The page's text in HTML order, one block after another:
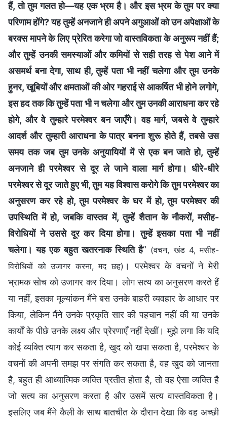
हैं, तो तुम गलत हो—यह एक भ्रम है। और इस भ्रम के तुम पर क्या
परिणाम होंगे? यह तुम्हें अनजाने ही अपने अगुआओं को उन अपेक्षाओं के
बरक्स मापने के लिए प्रेरित करेगा जो वास्तविकता के अनुरूप नहीं हैं;
और तुम्हें उनकी समस्याओं और कमियों से सही तरह से पेश आने में
असमर्थ बना देगा, साथ ही, तुम्हें पता भी नहीं चलेगा और तुम उनके
हुनर, खूबियों और क्षमताओं की ओर गहराई से आकर्षित भी होने लगोगे,
इस हद तक कि तुम्हें पता भी न चलेगा और तुम उनकी आराधना कर रहे
होगे, और वे तुम्हारे परमेश्वर बन जाएँगे। वह मार्ग, जबसे वे तुम्हारे
आदर्श और तुम्हारी आराधना के पात्र बनना शुरू होते हैं, तबसे उस
समय तक जब तुम उनके अनुयायियों में से एक बन जाते हो, तुम्हें
अनजाने ही परमेश्वर से दूर ले जाने वाला मार्ग होगा। धीरे-धीरे
परमेश्वर से दूर जाते हुए भी, तुम यह विश्वास करोगे कि तुम परमेश्वर का
अनुसरण कर रहे हो, तुम परमेश्वर के घर में हो, तुम परमेश्वर की
उपस्थिति में हो, जबकि वास्तव में, तुम्हें शैतान के नौकरों, मसीह-
विरोधियों ने उससे दूर कर दिया होगा। तुम्हें इसका पता भी नहीं
चलेगा। यह एक बहुत खतरनाक स्थिति है” (वचन, खंड 4, मसीह-
विरोधियों को उजागर करना, मद छह) । परमेश्वर के वचनों ने मेरी
भ्रामक सोच को उजागर कर दिया। लोग सत्य का अनुसरण करते हैं
या नहीं, इसका मूल्यांकन मैंने बस उनके बाहरी व्यवहार के आधार पर
किया, लेकिन मैंने उनके प्रकृति सार की पहचान नहीं की या उनके
कार्यों के पीछे उनके लक्ष्य और प्रेरणाएँ नहीं देखीं। मुझे लगा कि यदि
कोई व्यक्ति त्याग कर सकता है, खुद को खपा सकता है, परमेश्वर के
वचनों की अपनी समझ पर संगति कर सकता है, वह खुद को जानता
है, बहुत ही आध्यात्मिक व्यक्ति प्रतीत होता है, तो वह ऐसा व्यक्ति है
जो सत्य का अनुसरण करता है और उसमें सत्य वास्तविकता है।
इसलिए जब मैंने कैली के साथ बातचीत के दौरान देखा कि वह अच्छी